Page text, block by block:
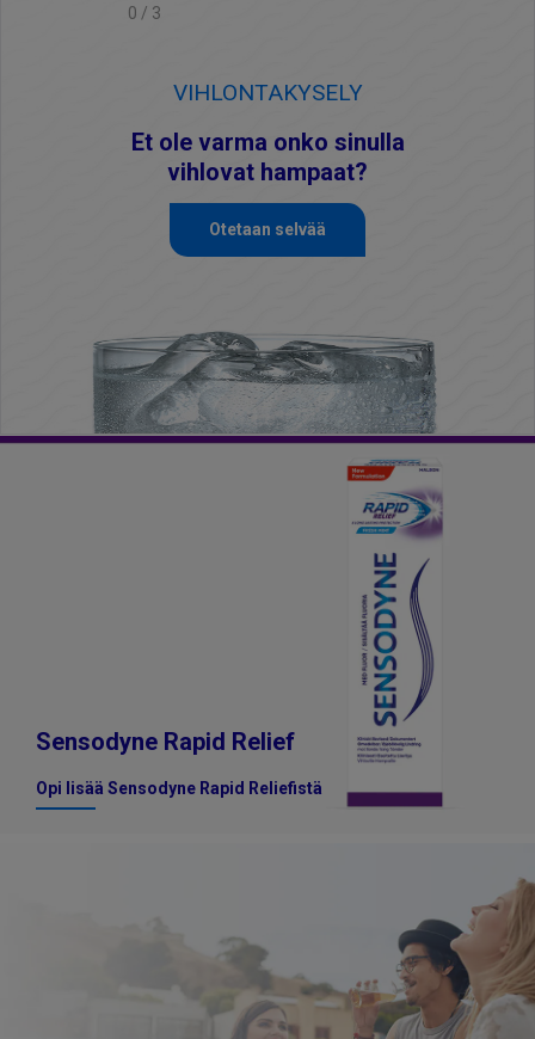
0 / 3
VIHLONTAKYSELY
Et ole varma onko sinulla
vihlovat hampaat?
Otetaan selvää
Sensodyne Rapid Relief
Opi lisää Sensodyne Rapid Reliefistä